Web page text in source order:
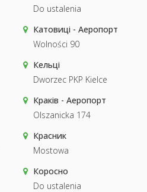
Do ustalenia
Катовиці - Аеропорт
Wolności 90
Кельці
Dworzec PKP Kielce
Краків - Аеропорт
Olszanicka 174
Красник
Mostowa
Коросно
Do ustalenia